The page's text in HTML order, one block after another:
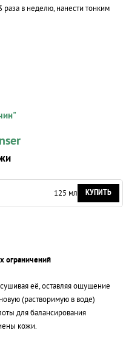
раза в неделю, нанести тонким
125 мл КУПИТЬ
ограничений
её, оставляя ощущение
(растворимую в воде)
для балансирования
кожи.